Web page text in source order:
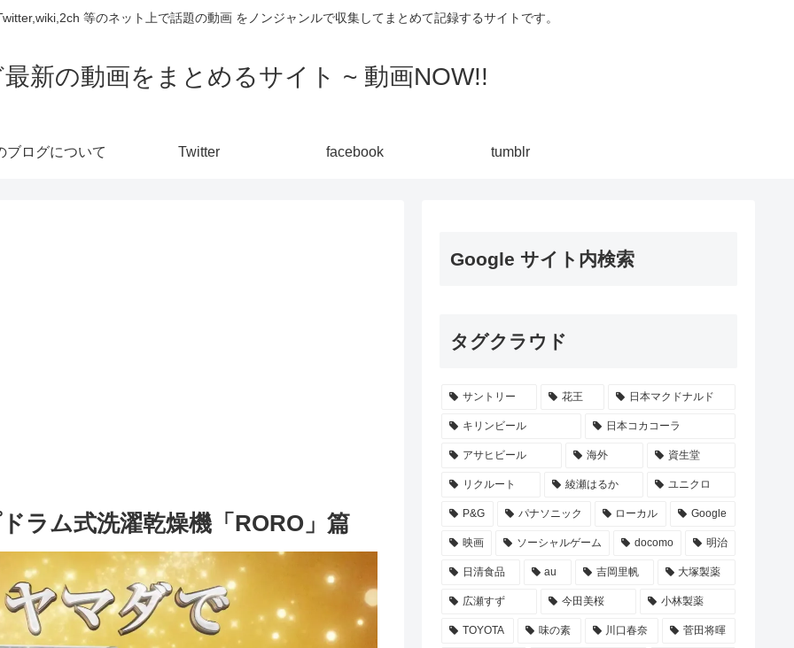
等のネット上で話題の動画 をノンジャンルで収集してまとめて記録するサイトです。
新の動画をまとめるサイト ~ 動画NOW!!
ブログについて Twitter facebook tumblr
ラム式洗濯乾燥機「RORO」篇
Google サイト内検索
タグクラウド
サントリー 花王 日本マクドナルド
キリンビール 日本コカコーラ
アサヒビール 海外 資生堂
リクルート 綾瀬はるか ユニクロ
P&G パナソニック ローカル Google
映画 ソーシャルゲーム docomo 明治
日清食品 au 吉岡里帆 大塚製薬
広瀬すず 今田美桜 小林製薬
TOYOTA 味の素 川口春奈 菅田将暉